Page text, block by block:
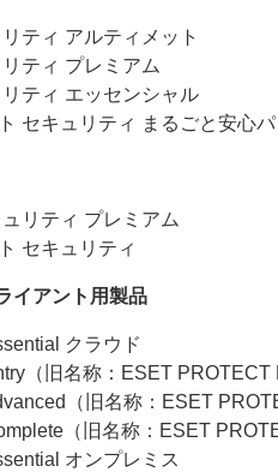
ティ アルティメット
ティ プレミアム
ティ エッセンシャル
セキュリティ まるごと安心
リティ プレミアム
セキュリティ
イアント用製品
クラウド
（旧名称：ESET PROTECT
（旧名称：ESET
（旧名称：ESET
オンプレミス